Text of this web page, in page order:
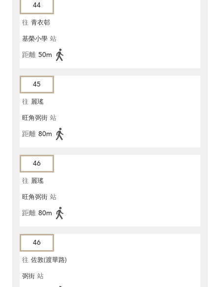
44
往 青衣邨
基榮小學 站
距離 50m
45
往 麗瑤
旺角弼街 站
距離 80m
46
往 麗瑤
旺角弼街 站
距離 80m
46
往 佐敦(渡華路)
弼街 站